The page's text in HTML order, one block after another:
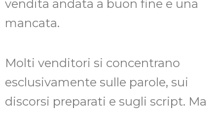
vendita andata a buon fine e una
mancata.
Molti venditori si concentrano
esclusivamente sulle parole, sui
discorsi preparati e sugli script. Ma